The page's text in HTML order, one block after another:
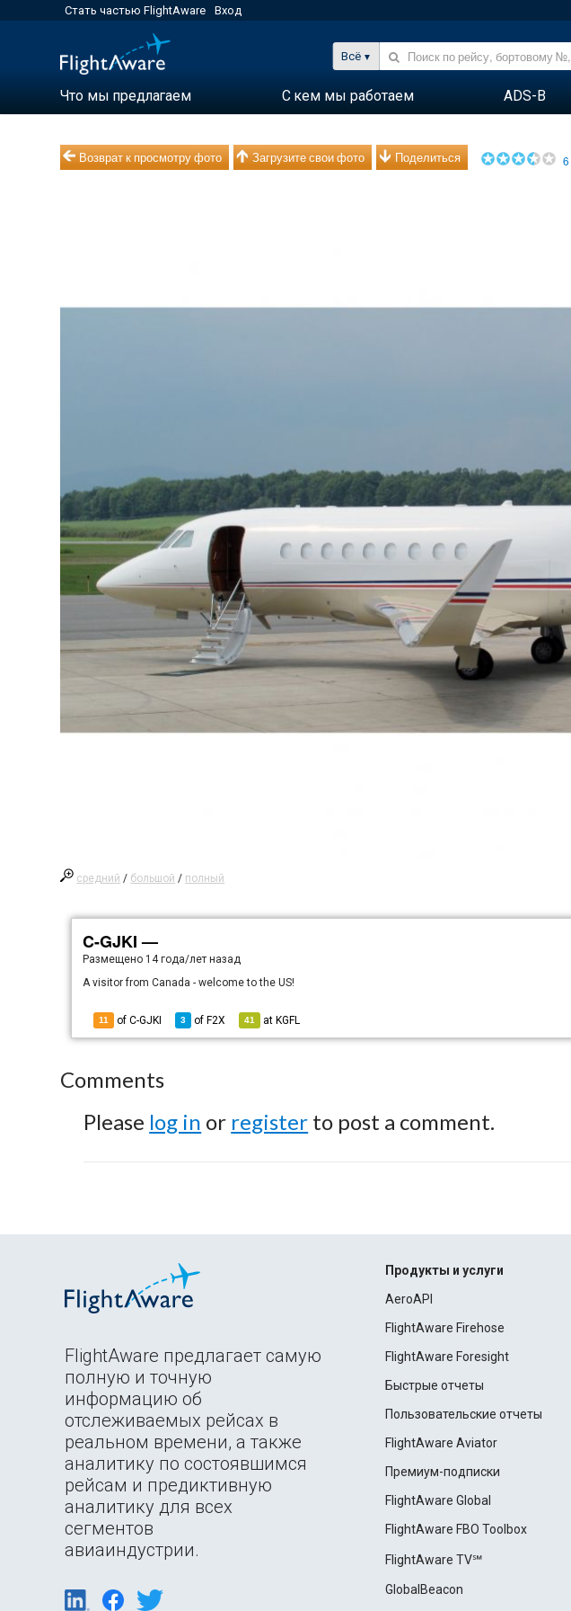
Стать частью FlightAware Вход
Всё
Что мы предлагаем С кем мы работаем ADS-B
Возврат к просмотру фото Загрузите свои фото Поделиться 6
средний / большой / полный
C-GJKI —
Размещено 14 года/лет назад
A visitor from Canada - welcome to the US!
11 of C-GJKI 3 of F2X 41 at KGFL
Comments
Please log in or register to post a comment.
FlightAware предлагает самую
полную и точную
информацию об
отслеживаемых рейсах в
реальном времени, а также
аналитику по состоявшимся
рейсам и предиктивную
аналитику для всех
сегментов
авиаиндустрии.
Продукты и услуги
AeroAPI
FlightAware Firehose
FlightAware Foresight
Быстрые отчеты
Пользовательские отчеты
FlightAware Aviator
Премиум-подписки
FlightAware Global
FlightAware FBO Toolbox
FlightAware TV℠
GlobalBeacon